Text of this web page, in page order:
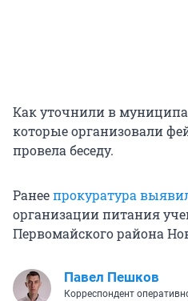
Как уточнили в
которые организовали
провела беседу.
Ранеепрокуратура
организации питания
Первомайского района
Павел Пешков
Корреспондент